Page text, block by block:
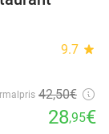
9.7 star
42,50€
28,95€